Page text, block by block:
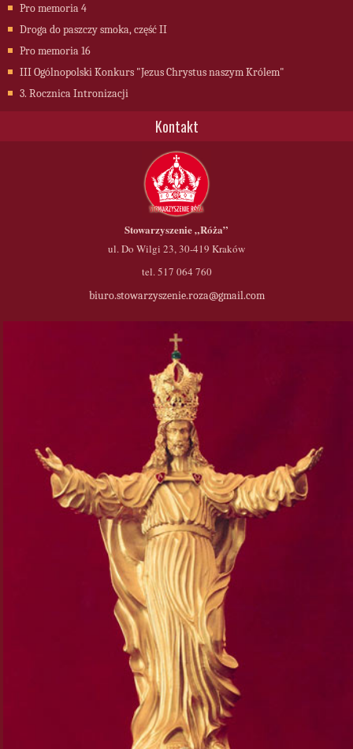
Pro memoria 4
Droga do paszczy smoka, część II
Pro memoria 16
III Ogólnopolski Konkurs "Jezus Chrystus naszym Królem"
3. Rocznica Intronizacji
Kontakt
Stowarzyszenie„Róża”
ul. Do Wilgi 23, 30-419 Kraków
tel. 517 064 760
biuro.stowarzyszenie.roza@gmail.com